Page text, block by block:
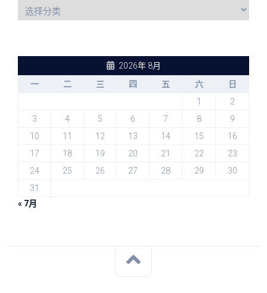
2026年 8月
一
二 三 四 五 六
日
1
2
3
4 5 6 7 8
9
10
11 12 13 14 15
16
17
18 19 20 21 22
23
24
25 26 27 28 29
30
31
« 7月